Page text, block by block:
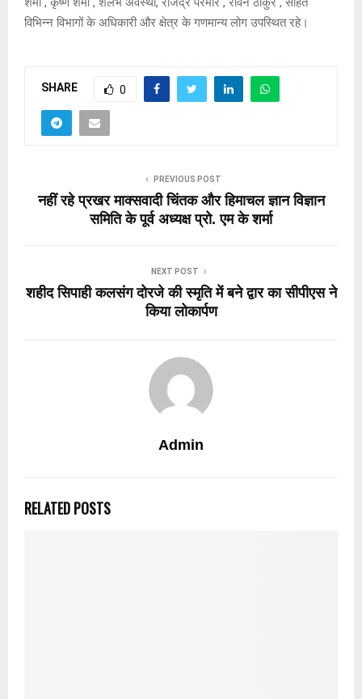
विभिन्न विभागों के अधिकारी और क्षेत्र के गणमान्य लोग उपस्थित रहे।
SHARE 0
PREVIOUS POST
नहीं रहे प्रखर माक्सवादी चिंतक और हिमाचल ज्ञान विज्ञान
समिति के पूर्व अध्यक्ष प्रो. एम के शर्मा
NEXT POST
शहीद सिपाही कलसंग दोरजे की स्मृति में बने द्वार का सीपीएस ने
किया लोकार्पण
Admin
RELATED POSTS